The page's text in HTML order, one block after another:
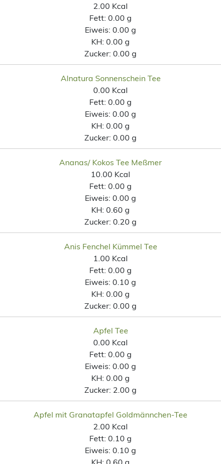
2.00 Kcal
Fett: 0.00 g
Eiweis: 0.00 g
KH: 0.00 g
Zucker: 0.00 g
Alnatura Sonnenschein Tee
0.00 Kcal
Fett: 0.00 g
Eiweis: 0.00 g
KH: 0.00 g
Zucker: 0.00 g
Ananas/ Kokos Tee Meßmer
10.00 Kcal
Fett: 0.00 g
Eiweis: 0.00 g
KH: 0.60 g
Zucker: 0.20 g
Anis Fenchel Kümmel Tee
1.00 Kcal
Fett: 0.00 g
Eiweis: 0.10 g
KH: 0.00 g
Zucker: 0.00 g
Apfel Tee
0.00 Kcal
Fett: 0.00 g
Eiweis: 0.00 g
KH: 0.00 g
Zucker: 2.00 g
Apfel mit Granatapfel Goldmännchen-Tee
2.00 Kcal
Fett: 0.10 g
Eiweis: 0.10 g
KH: 0.60 g